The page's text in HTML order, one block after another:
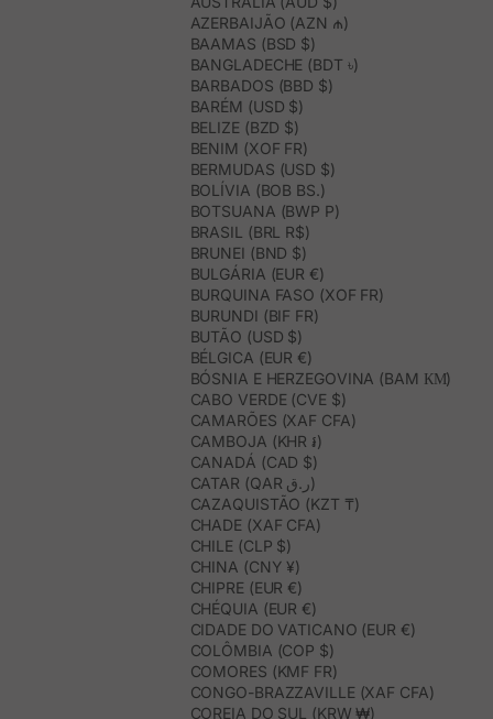
AZERBAIJÃO (AZN ₼)
BAAMAS (BSD $)
BANGLADECHE (BDT ৳)
BARBADOS (BBD $)
BARÉM (USD $)
BELIZE (BZD $)
BENIM (XOF FR)
BERMUDAS (USD $)
BOLÍVIA (BOB BS.)
BOTSUANA (BWP P)
BRASIL (BRL R$)
BRUNEI (BND $)
BULGÁRIA (EUR €)
BURQUINA FASO (XOF FR)
BURUNDI (BIF FR)
BUTÃO (USD $)
BÉLGICA (EUR €)
BÓSNIA E HERZEGOVINA (BAM КМ)
CABO VERDE (CVE $)
CAMARÕES (XAF CFA)
CAMBOJA (KHR ៛)
CANADÁ (CAD $)
CATAR (QAR ر.ق)
CAZAQUISTÃO (KZT ₸)
CHADE (XAF CFA)
CHILE (CLP $)
CHINA (CNY ¥)
CHIPRE (EUR €)
CHÉQUIA (EUR €)
CIDADE DO VATICANO (EUR €)
COLÔMBIA (COP $)
COMORES (KMF FR)
CONGO-BRAZZAVILLE (XAF CFA)
COREIA DO SUL (KRW ₩)